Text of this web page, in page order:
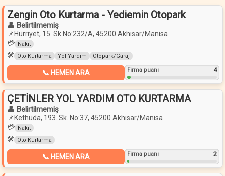
Zengin Oto Kurtarma - Yediemin Otopark
👤 Belirtilmemiş
📌Hürriyet, 15. Sk No:232/A, 45200 Akhisar/Manisa
💳 Nakit
🛠️ Oto Kurtarma Yol Yardım Otopark/Garaj
📞 HEMEN ARA Firma puanı 4
ÇETİNLER YOL YARDIM OTO KURTARMA
👤 Belirtilmemiş
📌Kethüda, 193. Sk. No:37, 45200 Akhisar/Manisa
💳 Nakit
🛠️ Oto Kurtarma
📞 HEMEN ARA Firma puanı 2